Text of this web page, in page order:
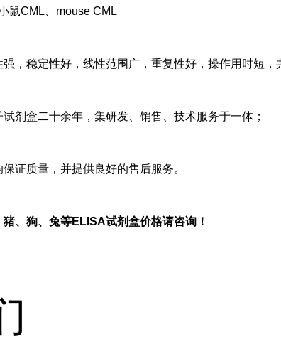
鼠CML、mouse CML
，稳定性好，线性范围广，重复性好，操作用时短，
剂盒二十余年，集研发、销售、技术服务于一体；
证质量，并提供良好的售后服务。
猪、狗、兔等ELISA试剂盒价格请咨询！